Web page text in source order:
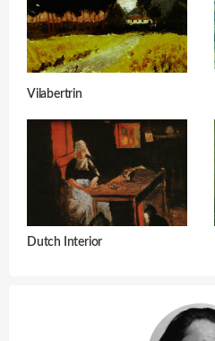
Vilabertrin
Dutch Interior